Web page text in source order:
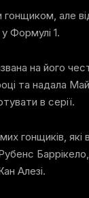
гонщиком, але
Формулі 1.
на його
та надала
в серії.
гонщиків, які
Алезі.